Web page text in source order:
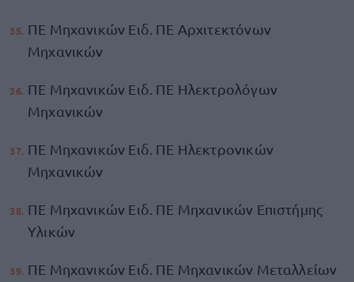
ΠΕ Μηχανικών Ειδ. ΠΕ Αρχιτεκτόνων
Μηχανικών
ΠΕ Μηχανικών Ειδ. ΠΕ Ηλεκτρολόγων
Μηχανικών
ΠΕ Μηχανικών Ειδ. ΠΕ Ηλεκτρονικών
Μηχανικών
ΠΕ Μηχανικών Ειδ. ΠΕ Μηχανικών Επιστήμης
Υλικών
ΠΕ Μηχανικών Ειδ. ΠΕ Μηχανικών Μεταλλείων